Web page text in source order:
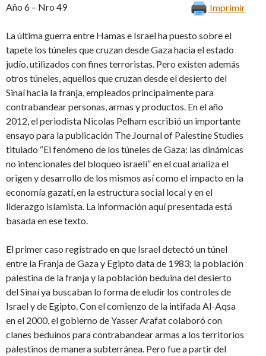
Imprimir
Año 6 – Nro 49
La última guerra entre Hamas e Israel ha puesto sobre el
tapete los túneles que cruzan desde Gaza hacia el estado
judío, utilizados con fines terroristas. Pero existen además
otros túneles, aquellos que cruzan desde el desierto del
Sinaí hacia la franja, empleados principalmente para
contrabandear personas, armas y productos. En el año
2012, el periodista Nicolas Pelham escribió un importante
ensayo para la publicación The Journal of Palestine Studies
titulado “El fenómeno de los túneles de Gaza: las dinámicas
no intencionales del bloqueo israelí” en el cual analiza el
origen y desarrollo de los mismos así como el impacto en la
economía gazatí, en la estructura social local y en el
liderazgo islamista. La información aquí presentada está
basada en ese texto.
El primer caso registrado en que Israel detectó un túnel
entre la Franja de Gaza y Egipto data de 1983; la población
palestina de la franja y la población beduina del desierto
del Sinaí ya buscaban lo forma de eludir los controles de
Israel y de Egipto. Con el comienzo de la intifada Al-Aqsa
en el 2000, el gobierno de Yasser Arafat colaboró con
clanes beduinos para contrabandear armas a los territorios
palestinos de manera subterránea. Pero fue a partir del